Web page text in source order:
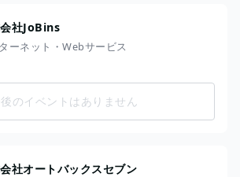
社JoBins
ーネット・Webサービス
のイベントはありません
社オートバックスセブン